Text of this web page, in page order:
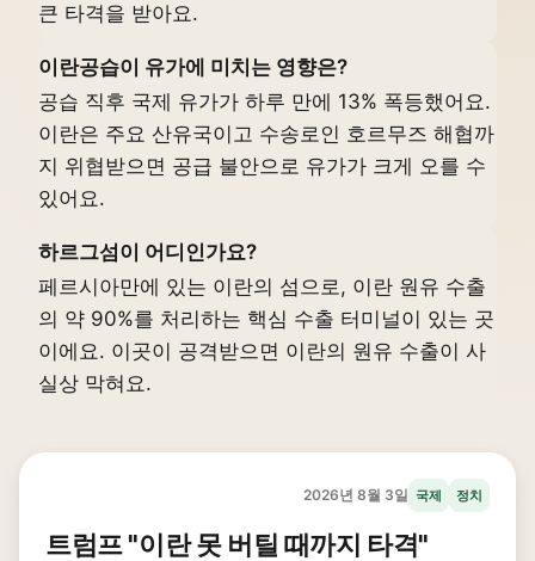
큰 타격을 받아요.
이란공습이 유가에 미치는 영향은?
공습 직후 국제 유가가 하루 만에 13% 폭등했어요.
이란은 주요 산유국이고 수송로인 호르무즈 해협까
지 위협받으면 공급 불안으로 유가가 크게 오를 수
있어요.
하르그섬이 어디인가요?
페르시아만에 있는 이란의 섬으로, 이란 원유 수출
의 약 90%를 처리하는 핵심 수출 터미널이 있는 곳
이에요. 이곳이 공격받으면 이란의 원유 수출이 사
실상 막혀요.
2026년 8월 3일 국제 정치
트럼프 "이란 못 버틸 때까지 타격"